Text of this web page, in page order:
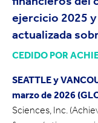
ejercicio 2025
actualizada
CEDIDO POR
SEATTLE y
marzo de 2026
Sciences, Inc.